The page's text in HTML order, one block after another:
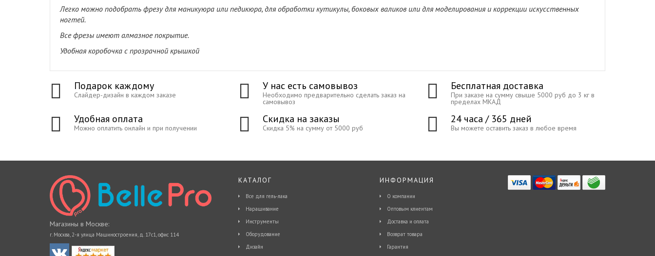
Легко можно подобрать фрезу для маникуюра или педикюра, для обработки кутикулы, боковых валиков или для моделирования и коррекции искусственных
ногтей.
Все фрезы имеют алмазное покрытие.
Удобная коробочка с прозрачной крышкой
Подарок каждому
Слайдер-дизайн в каждом заказе
У нас есть самовывоз
Необходимо предварительно сделать заказ на
самовывоз
Бесплатная доставка
При заказе на сумму свыше 5000 руб до 3 кг в
пределах МКАД
Удобная оплата
Можно оплатить онлайн и при получении
Скидка на заказы
Скидка 5% на сумму от 5000 руб
24 часа / 365 дней
Вы можете оставить заказ в любое время
Магазины в Москве:
г. Москва, 2-я улица Машиностроения, д. 17с1, офис 114
КАТАЛОГ
Все для гель-лака
Наращивание
Инструменты
Оборудование
Дизайн
ИНФОРМАЦИЯ
О компании
Оптовым клиентам
Доставка и оплата
Возврат товара
Гарантия